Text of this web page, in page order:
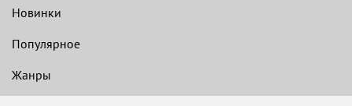
Новинки
Популярное
Жанры